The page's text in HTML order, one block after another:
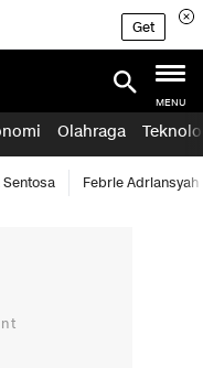
Get
MENU
Olahraga
Sentosa Febrie Adriansyah